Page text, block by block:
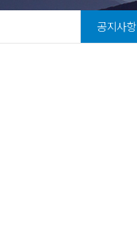
공지사항